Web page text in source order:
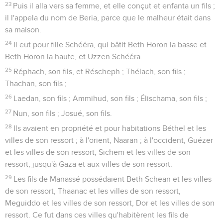
23 Puis il alla vers sa femme, et elle conçut et enfanta un fils ;
il l'appela du nom de Beria, parce que le malheur était dans
sa maison.
24 Il eut pour fille Schééra, qui bâtit Beth Horon la basse et
Beth Horon la haute, et Uzzen Schééra.
25 Réphach, son fils, et Réscheph ; Thélach, son fils ;
Thachan, son fils ;
26 Laedan, son fils ; Ammihud, son fils ; Élischama, son fils ;
27 Nun, son fils ; Josué, son fils.
28 Ils avaient en propriété et pour habitations Béthel et les
villes de son ressort ; à l'orient, Naaran ; à l'occident, Guézer
et les villes de son ressort, Sichem et les villes de son
ressort, jusqu'à Gaza et aux villes de son ressort.
29 Les fils de Manassé possédaient Beth Schean et les villes
de son ressort, Thaanac et les villes de son ressort,
Meguiddo et les villes de son ressort, Dor et les villes de son
ressort. Ce fut dans ces villes qu'habitèrent les fils de